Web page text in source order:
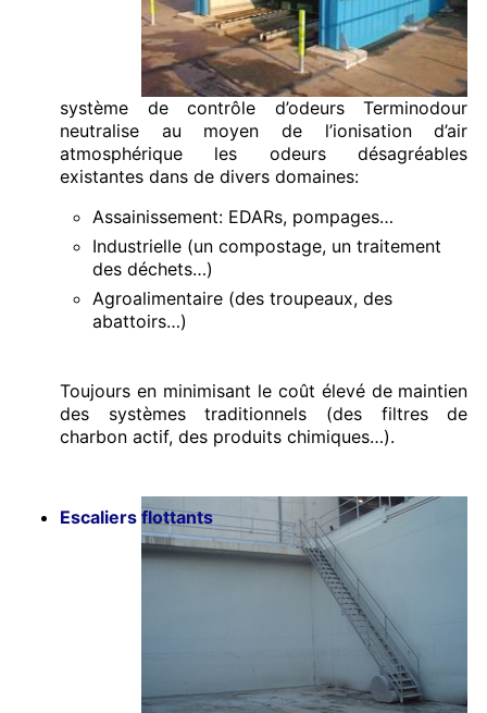
système de contrôle d’odeurs Terminodour
neutralise au moyen de l’ionisation d’air
atmosphérique les odeurs désagréables
existantes dans de divers domaines:
Assainissement: EDARs, pompages…
Industrielle (un compostage, un traitement
des déchets…)
Agroalimentaire (des troupeaux, des
abattoirs…)
Toujours en minimisant le coût élevé de maintien
des systèmes traditionnels (des filtres de
charbon actif, des produits chimiques…).
Escaliers flottants